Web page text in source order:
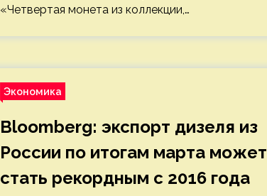
«Четвертая монета из коллекции,…
Экономика
Bloomberg: экспорт дизеля из
России по итогам марта может
стать рекордным с 2016 года